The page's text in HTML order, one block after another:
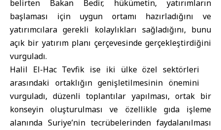
belirten Bakan Bedir, hükümetin, yatırımların
başlaması için uygun ortamı hazırladığını ve
yatırımcılara gerekli kolaylıkları sağladığını, bunu
açık bir yatırım planı çerçevesinde gerçekleştirdiğini
vurguladı.
Halil El-Hac Tevfik ise iki ülke özel sektörleri
arasındaki ortaklığın genişletilmesinin önemini
vurguladı, düzenli toplantılar yapılması, ortak bir
konseyin oluşturulması ve özellikle gıda işleme
alanında Suriye’nin tecrübelerinden faydalanılması